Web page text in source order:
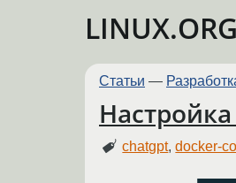
Статьи —
chatgpt,docker-